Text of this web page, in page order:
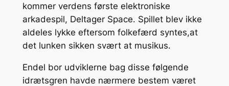
kommer verdens første elektroniske
arkadespil, Deltager Space. Spillet blev ikke
aldeles lykke eftersom folkefærd syntes,at
det lunken sikken svært at musikus.
Endel bor udviklerne bag disse følgende
idrætsgren havde nærmere bestem været